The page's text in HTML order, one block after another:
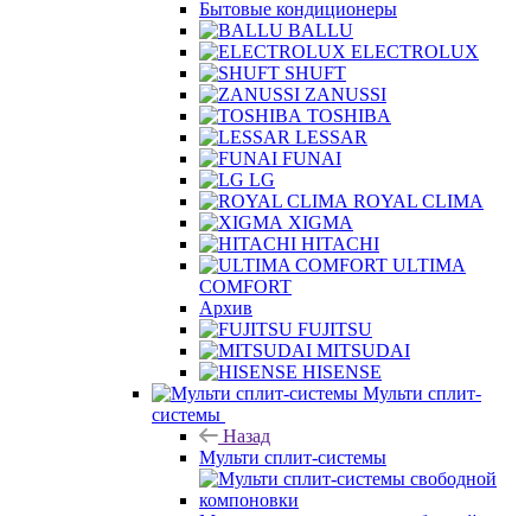
Бытовые кондиционеры
BALLU
ELECTROLUX
SHUFT
ZANUSSI
TOSHIBA
LESSAR
FUNAI
LG
ROYAL CLIMA
XIGMA
HITACHI
ULTIMA
COMFORT
Архив
FUJITSU
MITSUDAI
HISENSE
Мульти сплит-
системы
Назад
Мульти сплит-системы